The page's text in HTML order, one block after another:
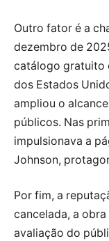
Outro fator é a
dezembro de
catálogo gratuito
dos Estados
ampliou o
públicos. Nas
impulsionava a
Johnson,
Por fim, a
cancelada, a
avaliação do